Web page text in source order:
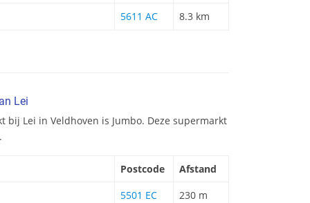
5611 AC 8.3 km
Lei
Lei in Veldhoven is Jumbo. Deze supermarkt
Postcode
Afstand
5501 EC 230 m